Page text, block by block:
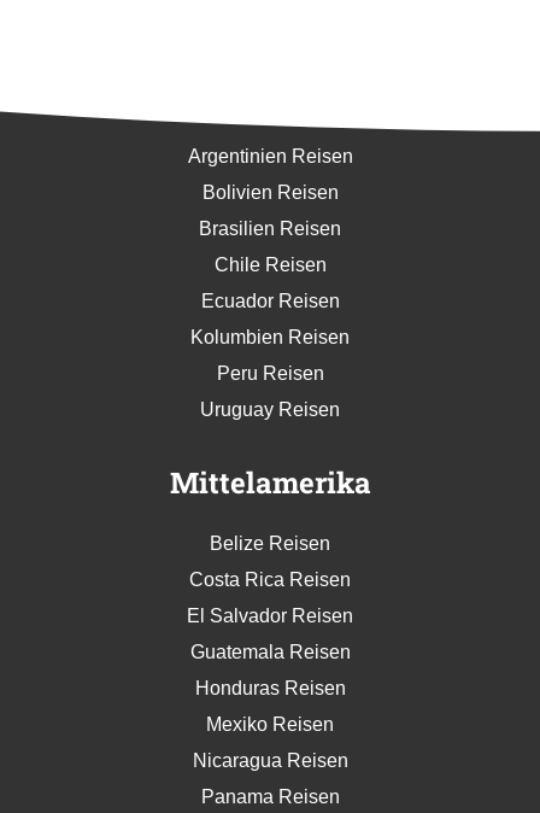
Argentinien Reisen
Bolivien Reisen
Brasilien Reisen
Chile Reisen
Ecuador Reisen
Kolumbien Reisen
Peru Reisen
Uruguay Reisen
Mittelamerika
Belize Reisen
Costa Rica Reisen
El Salvador Reisen
Guatemala Reisen
Honduras Reisen
Mexiko Reisen
Nicaragua Reisen
Panama Reisen